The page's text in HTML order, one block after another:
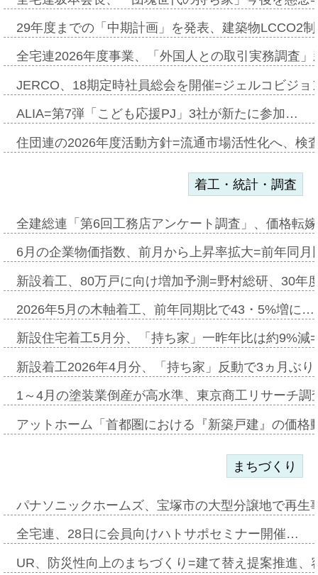
29年度までの「中期計画」を発表、建築物LCCO2
全宅連2026年度事業、「外国人との取引実務調査
JERCO、18期定時社員総会を開催=ジェルコビジ
ALIA=第7弾「こども応援PJ」3社が新たに参加…
住団連の2026年度活動方針=流通市場活性化へ、検
着工・統計・調査
全建総連「第6回工務店アンケート調査」、価格転
6月の企業物価指数、前月から上昇率拡大=前年同
新設着工、80万戸に向け増加予測=野村総研、30年
2026年5月の木軸着工、前年同期比で43・5%増に…
新設住宅着工5月分、「持ち家」一昨年比は約9%
新設着工2026年4月分、「持ち家」反動で3ヵ月ぶ
1～4月の塗装業倒産が高水準、東京商工リサーチ
アットホーム「首都圏における『新築戸建』の価
まちづくり
パナソニックホームズ、宝塚市の大型分譲地で再
全宅連、28日に会員向けハトサポセミナー開催…
UR、防災性向上のまちづくり=建て替え提案推進